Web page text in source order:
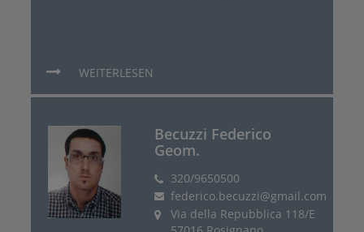
WEITERLESEN
Becuzzi Federico
Geom.
320/9650500
federico.becuzzi@gmail.com
Via della Repubblica 118/E